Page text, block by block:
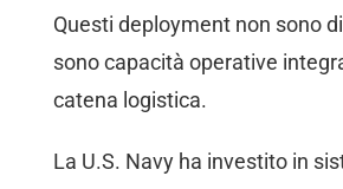
Questi deployment non sono
sono capacità operative
catena logistica.
La U.S. Navy ha investito in